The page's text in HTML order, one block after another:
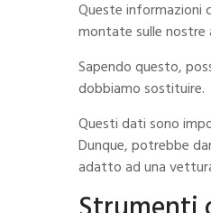
Queste informazioni
montate sulle nostre
Sapendo questo,
dobbiamo sostituire.
Questi dati sono
Dunque, potrebbe
adatto ad una